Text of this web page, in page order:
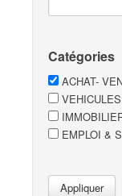
Catégories
ACHAT-
VEHICULES
EMPLOI &
Appliquer